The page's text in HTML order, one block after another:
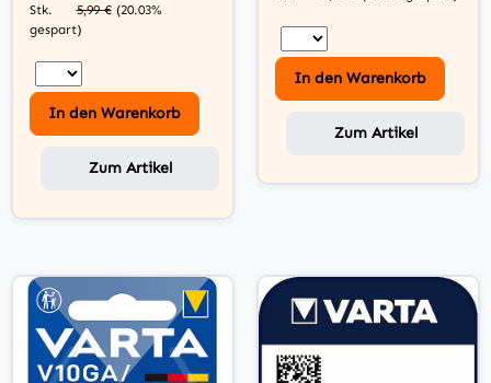
Stk.
5,99 € (20.03%
gespart)
In den Warenkorb
Zum Artikel
In den Warenkorb
Zum Artikel